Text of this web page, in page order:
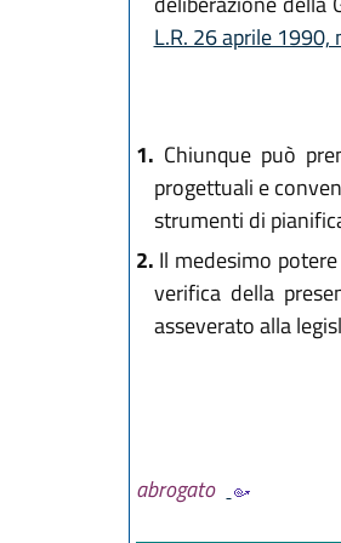
L.R. 26 aprile 1990,
1. Chiunque può
progettuali e
strumenti di
2. Il medesimo
verifica della
asseverato alla
abrogato